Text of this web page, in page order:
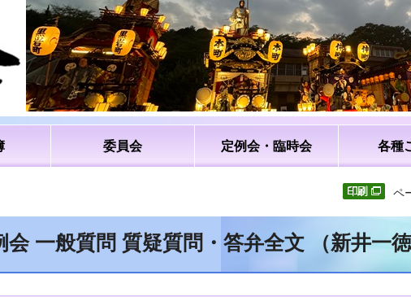
委員会 定例会・臨時会 各種
ペ
一般質問 質疑質問・答弁全文 （新井一徳